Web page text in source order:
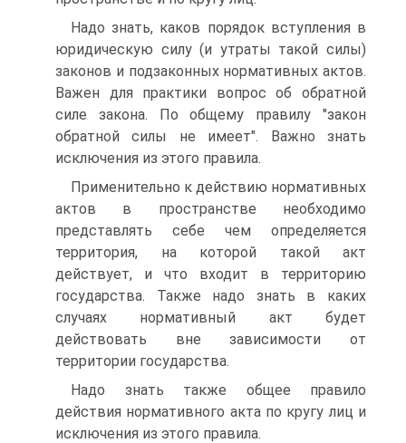
Надо знать, каков порядок вступления в
юридическую силу (и утраты такой силы)
законов и подзаконных нормативных актов.
Важен для практики вопрос об обратной
силе закона. По общему правилу "закон
обратной силы не имеет". Важно знать
исключения из этого правила.
Применительно к действию нормативных
актов в пространстве необходимо
представлять себе чем определяется
территория, на которой такой акт
действует, и что входит в территорию
государства. Также надо знать в каких
случаях нормативный акт будет
действовать вне зависимости от
территории государства.
Надо знать также общее правило
действия нормативного акта по кругу лиц и
исключения из этого правила.